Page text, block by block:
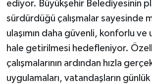
ediyor. Büyükşehir Belediyesinin
sürdürdüğü çalışmalar sayesinde
ulaşımın daha güvenli, konforlu ve
hale getirilmesi hedefleniyor.
çalışmalarının ardından hızla
uygulamaları, vatandaşların günlük